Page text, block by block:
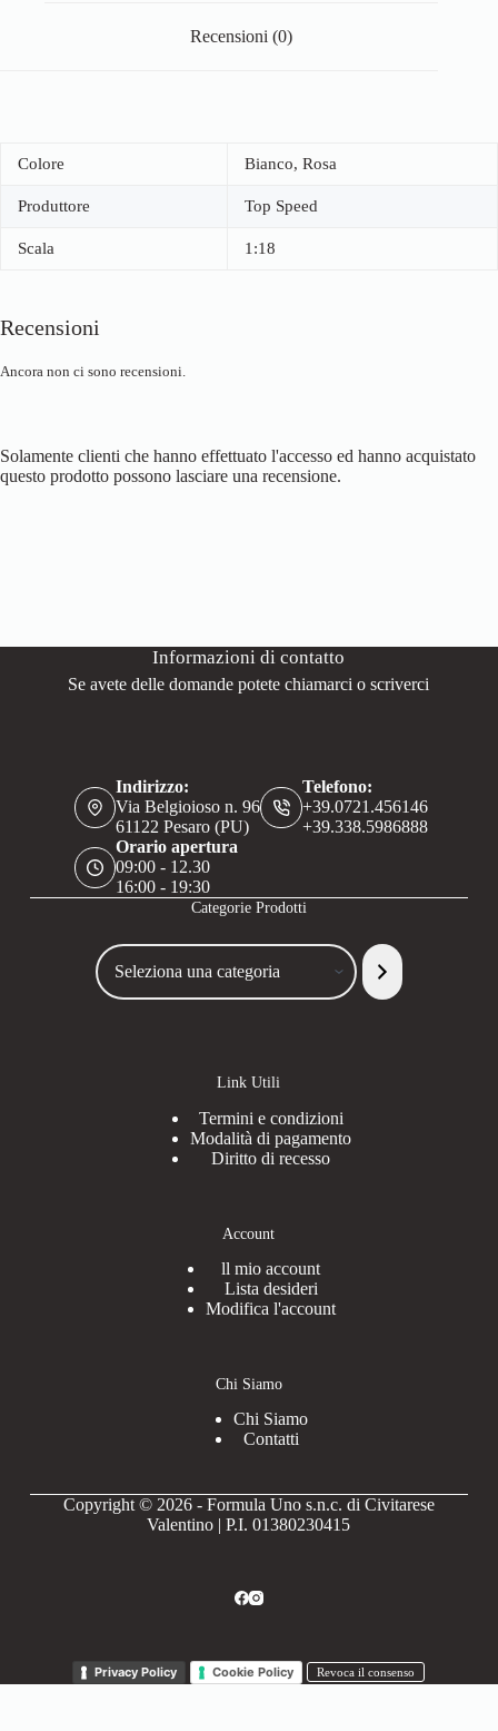
Recensioni (0)
Colore Bianco, Rosa
Produttore Top Speed
Scala 1:18
Recensioni
Ancora non ci sono recensioni.
Solamente clienti che hanno effettuato l'accesso ed hanno acquistato
questo prodotto possono lasciare una recensione.
Informazioni di contatto
Se avete delle domande potete chiamarci o scriverci
Indirizzo:
Via Belgioioso n. 96
61122 Pesaro (PU)
Telefono:
+39.0721.456146
+39.338.5986888
Orario apertura
09:00 - 12.30
16:00 - 19:30
Categorie Prodotti
Seleziona
una
categoria
Link Utili
Termini e condizioni
Modalità di pagamento
Diritto di recesso
Account
ll mio account
Lista desideri
Modifica l'account
Chi Siamo
Chi Siamo
Contatti
Copyright © 2026 - Formula Uno s.n.c. di Civitarese
Valentino | P.I. 01380230415
Privacy Policy Cookie Policy Revoca il consenso